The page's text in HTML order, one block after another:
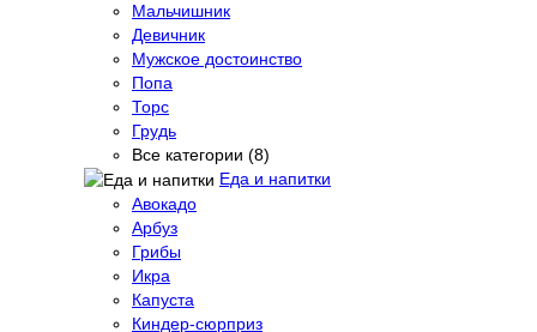
Мальчишник
Девичник
Мужское достоинство
Попа
Торс
Грудь
Все категории (8)
Еда и напитки
Авокадо
Арбуз
Грибы
Икра
Капуста
Киндер-сюрприз